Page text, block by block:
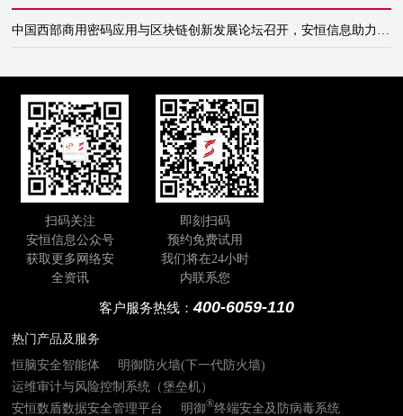
中国西部商用密码应用与区块链创新发展论坛召开，安恒信息助力商用密码高速发展
扫码关注
安恒信息公众号
获取更多网络安
全资讯
即刻扫码
预约免费试用
我们将在24小时
内联系您
客户服务热线：400-6059-110
热门产品及服务
恒脑安全智能体
明御防火墙(下一代防火墙)
运维审计与风险控制系统（堡垒机）
安恒数盾数据安全管理平台
明御®终端安全及防病毒系统